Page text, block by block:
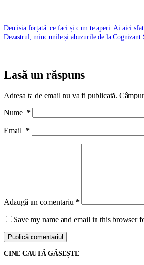
Demisia forțată: ce faci și cum te aperi. Ai aici
Dezastrul, minciunile și abuzurile de la
Lasă un răspuns
Adresa ta de email nu va fi publicată.
Nume *
Email *
Adaugă un comentariu *
Save my name and email in this browser
Publică comentariul
CINE CAUTĂ GĂSEȘTE